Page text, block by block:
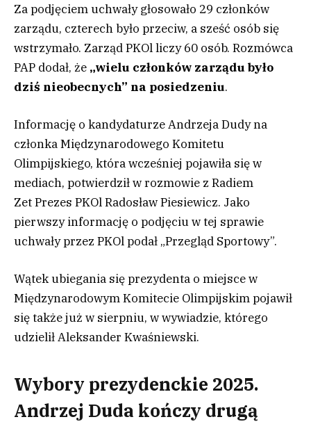
Za podjęciem uchwały głosowało 29 członków
zarządu, czterech było przeciw, a sześć osób się
wstrzymało. Zarząd PKOl liczy 60 osób. Rozmówca
PAP dodał, że „wielu członków zarządu było
dziś nieobecnych” na posiedzeniu.
Informację o kandydaturze Andrzeja Dudy na
członka Międzynarodowego Komitetu
Olimpijskiego, która wcześniej pojawiła się w
mediach, potwierdził w rozmowie z Radiem
Zet Prezes PKOl Radosław Piesiewicz. Jako
pierwszy informację o podjęciu w tej sprawie
uchwały przez PKOl podał „Przegląd Sportowy”.
Wątek ubiegania się prezydenta o miejsce w
Międzynarodowym Komitecie Olimpijskim pojawił
się także już w sierpniu, w wywiadzie, którego
udzielił Aleksander Kwaśniewski.
Wybory prezydenckie 2025.
Andrzej Duda kończy drugą